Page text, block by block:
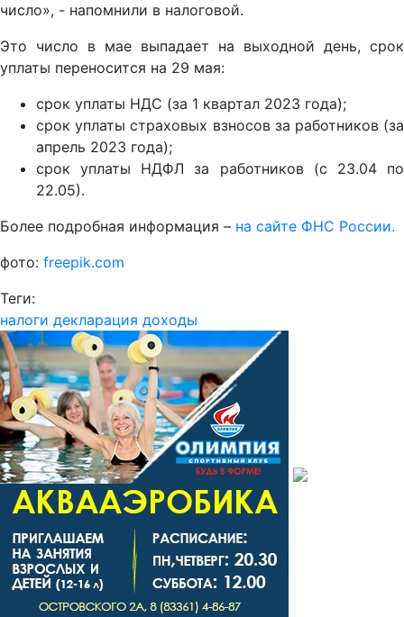
число», - напомнили в налоговой.
Это число в мае выпадает на выходной день, срок
уплаты переносится на 29 мая:
срок уплаты НДС (за 1 квартал 2023 года);
срок уплаты страховых взносов за работников (за
апрель 2023 года);
срок уплаты НДФЛ за работников (с 23.04 по
22.05).
Более подробная информация – на сайте ФНС России.
фото: freepik.com
Теги:
налоги декларация доходы